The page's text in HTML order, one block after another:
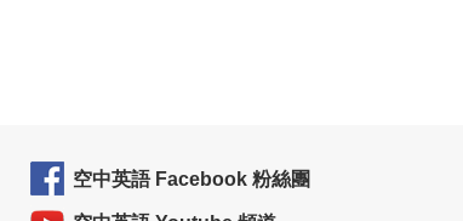
空中英語 Facebook 粉絲團